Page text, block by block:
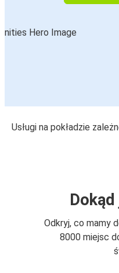
Usługi na pokładzie
Odkryj, co mamy
8000 miejsc